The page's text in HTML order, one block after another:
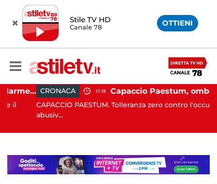
Stile TV HD
Canale 78 OTTIENI
Ospedale Battipaglia, regolarmente in funzione il Servizio Trasfusionale CRONACA 15:38 Capaccio Paestum, ombrellone selvaggio: blitz della Municipale, sgomberate tutte le spiagge libere
CAPACCIO PAESTUM. Tolleranza zero contro l'occupazione
abusiv...